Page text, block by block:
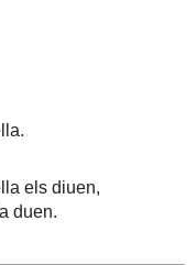
els diuen,
duen.